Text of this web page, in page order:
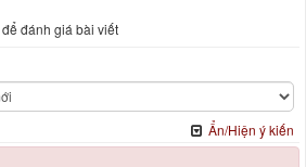
đánh giá bài viết
Ẩn/Hiện ý kiến